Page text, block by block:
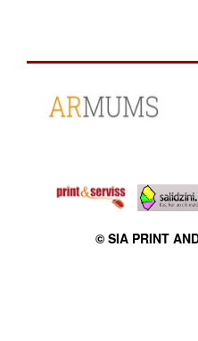
© SIA PRINT